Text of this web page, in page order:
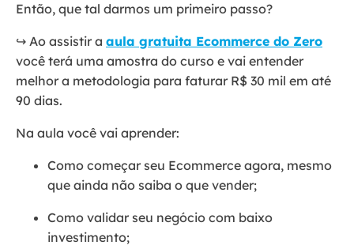
Então, que tal darmos um primeiro passo?
↪️ Ao assistir a aula gratuita Ecommerce do Zero
você terá uma amostra do curso e vai entender
melhor a metodologia para faturar R$ 30 mil em até
90 dias.
Na aula você vai aprender:
Como começar seu Ecommerce agora, mesmo
que ainda não saiba o que vender;
Como validar seu negócio com baixo
investimento;